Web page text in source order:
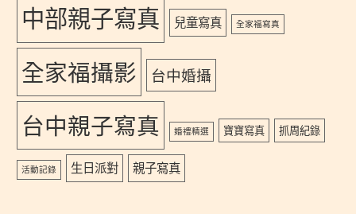
中部親子寫真 兒童寫真 全家福寫真
全家福攝影 台中婚攝
台中親子寫真 婚禮精選 寶寶寫真 抓周紀錄
活動記錄 生日派對 親子寫真